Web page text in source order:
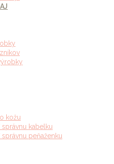
kožu
kabelku
peňaženku